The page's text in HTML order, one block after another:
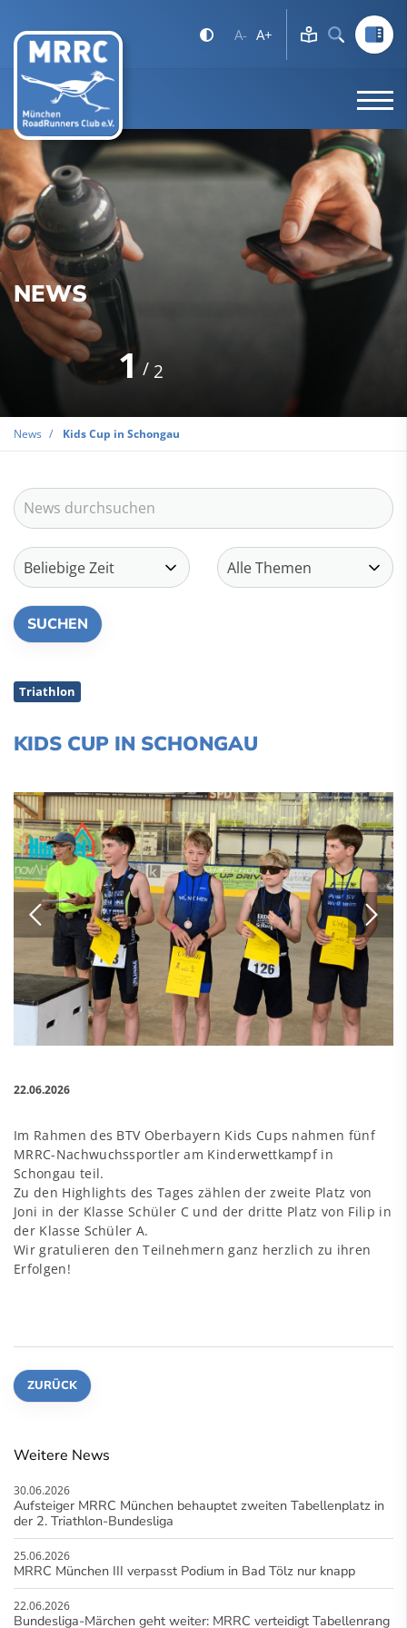
A- A+
NEWS
1 2
News Kids Cup in Schongau
Triathlon
KIDS CUP IN SCHONGAU
22.06.2026
Im Rahmen des BTV Oberbayern Kids Cups nahmen fünf
MRRC-Nachwuchssportler am Kinderwettkampf in
Schongau teil.
Zu den Highlights des Tages zählen der zweite Platz von
Joni in der Klasse Schüler C und der dritte Platz von Filip in
der Klasse Schüler A.
Wir gratulieren den Teilnehmern ganz herzlich zu ihren
Erfolgen!
ZURÜCK
Weitere News
30.06.2026
Aufsteiger MRRC München behauptet zweiten Tabellenplatz in
der 2. Triathlon-Bundesliga
25.06.2026
MRRC München III verpasst Podium in Bad Tölz nur knapp
22.06.2026
Bundesliga-Märchen geht weiter: MRRC verteidigt Tabellenrang